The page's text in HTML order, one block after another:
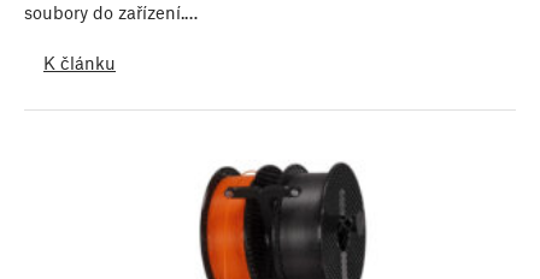
soubory do zařízení.…
K článku